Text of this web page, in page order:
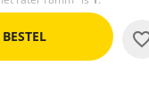
BESTEL